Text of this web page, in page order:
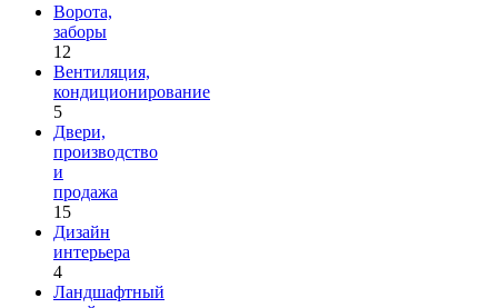
Ворота,
заборы
12
Вентиляция,
кондиционирование
5
Двери,
производство
и
продажа
15
Дизайн
интерьера
4
Ландшафтный